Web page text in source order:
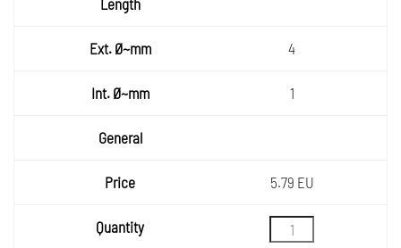
4
1
5.79 EU